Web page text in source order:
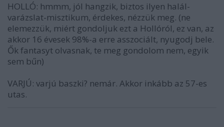
HOLLÓ: hmmm, jól hangzik, biztos ilyen halál-
varázslat-misztikum, érdekes, nézzük meg. (ne
elemezzük, miért gondoljuk ezt a Hollóról, ez van, az
akkor 16 évesek 98%-a erre asszociált, nyugodj bele.
Ők fantasyt olvasnak, te meg gondolom nem, egyik
sem bűn)
VARJÚ: varjú baszki? nemár. Akkor inkább az 57-es
utas.